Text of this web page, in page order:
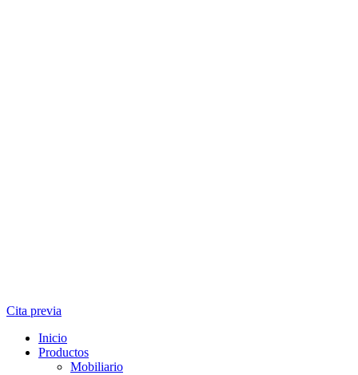
Cita previa
Inicio
Productos
Mobiliario